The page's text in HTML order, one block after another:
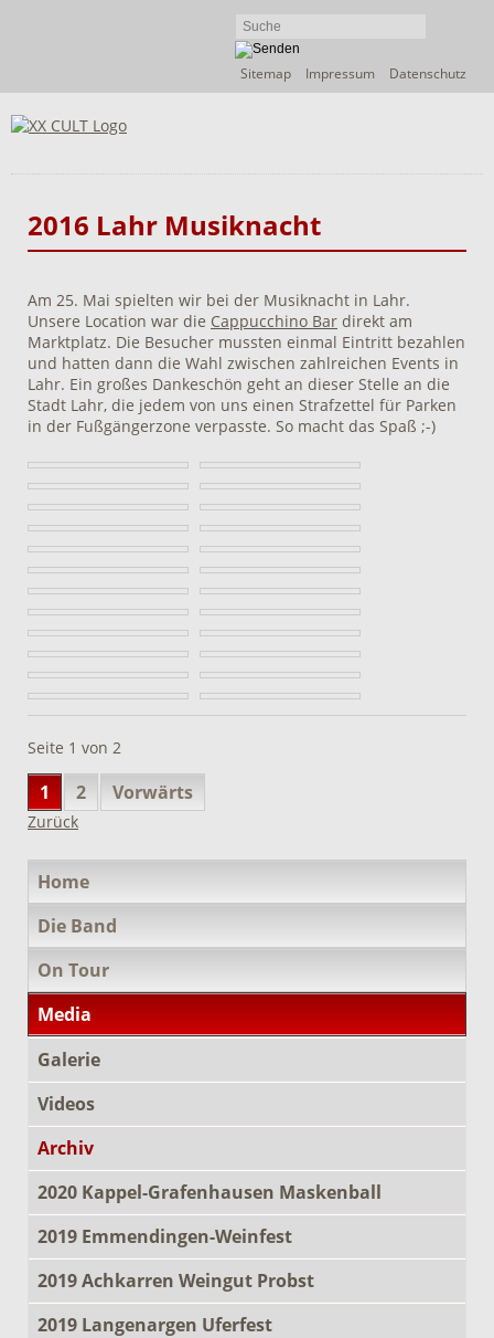
Navigation
Sitemap Impressum Datenschutz
2016 Lahr Musiknacht
Am 25. Mai spielten wir bei der Musiknacht in Lahr.
Unsere Location war die Cappucchino Bar direkt am
Marktplatz. Die Besucher mussten einmal Eintritt bezahlen
und hatten dann die Wahl zwischen zahlreichen Events in
Lahr. Ein großes Dankeschön geht an dieser Stelle an die
Stadt Lahr, die jedem von uns einen Strafzettel für Parken
in der Fußgängerzone verpasste. So macht das Spaß ;-)
Seite 1 von 2
1 2 Vorwärts
Zurück
überspringen
Home
Die Band
On Tour
Media
Galerie
Videos
Archiv
2020 Kappel-Grafenhausen Maskenball
2019 Emmendingen-Weinfest
2019 Achkarren Weingut Probst
2019 Langenargen Uferfest